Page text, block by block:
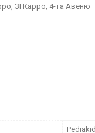
ЗІ Карро, 4-та Авеню
Pediakid